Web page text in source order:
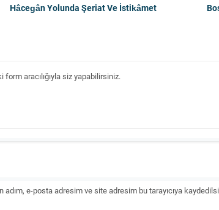
Hâcegân Yolunda Şeriat Ve İstikâmet
form aracılığıyla siz yapabilirsiniz.
adım, e-posta adresim ve site adresim bu tarayıcıya